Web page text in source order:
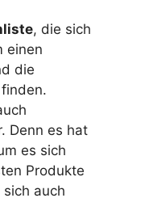
, die sich
einen
die
Denn es hat
es sich
Produkte
auch